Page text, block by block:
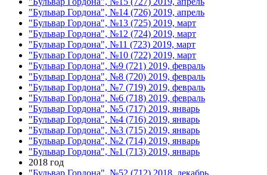
"Бульвар Гордона", №14 (726) 2019, апрель
"Бульвар Гордона", №13 (725) 2019, март
"Бульвар Гордона", №12 (724) 2019, март
"Бульвар Гордона", №11 (723) 2019, март
"Бульвар Гордона", №10 (722) 2019, март
"Бульвар Гордона", №9 (721) 2019, февраль
"Бульвар Гордона", №8 (720) 2019, февраль
"Бульвар Гордона", №7 (719) 2019, февраль
"Бульвар Гордона", №6 (718) 2019, февраль
"Бульвар Гордона", №5 (717) 2019, январь
"Бульвар Гордона", №4 (716) 2019, январь
"Бульвар Гордона", №3 (715) 2019, январь
"Бульвар Гордона", №2 (714) 2019, январь
"Бульвар Гордона", №1 (713) 2019, январь
2018 год
"Бульвар Гордона", №52 (712) 2018, декабрь